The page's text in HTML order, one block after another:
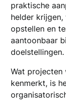
praktische
helder
opstellen en
aantoonbaar
doelstellingen.
Wat
kenmerkt, is